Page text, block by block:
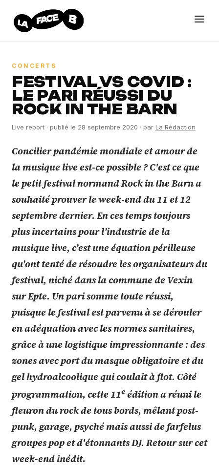
CONCERTS
FESTIVAL VS COVID :
LE PARI RÉUSSI DU
ROCK IN THE BARN
Live report · publié le 28 septembre 2020 · par La Rédaction
Concilier pandémie mondiale et amour de
la musique live est-ce possible ? C'est ce que
le petit festival normand Rock in the Barn a
souhaité prouver le week-end du 11 et 12
septembre dernier. En ces temps toujours
plus incertains pour l’industrie de la
musique live, c’est une équation périlleuse
qu’ont tenté de résoudre les organisateurs du
festival, niché dans la commune de Vexin
sur Epte. Un pari somme toute réussi,
puisque le festival est parvenu à se dérouler
en adéquation avec les normes sanitaires,
grâce à une logistique impressionnante : des
zones avec port du masque obligatoire et du
gel hydroalcoolique qui coulait à flot. Côté
programmation, cette 11eédition a réuni le
fleuron du rock de tous bords, mêlant post-
punk, garage, psyché mais aussi de farfelus
groupes pop et d'étonnants DJ. Retour sur cet
week-end inédit.